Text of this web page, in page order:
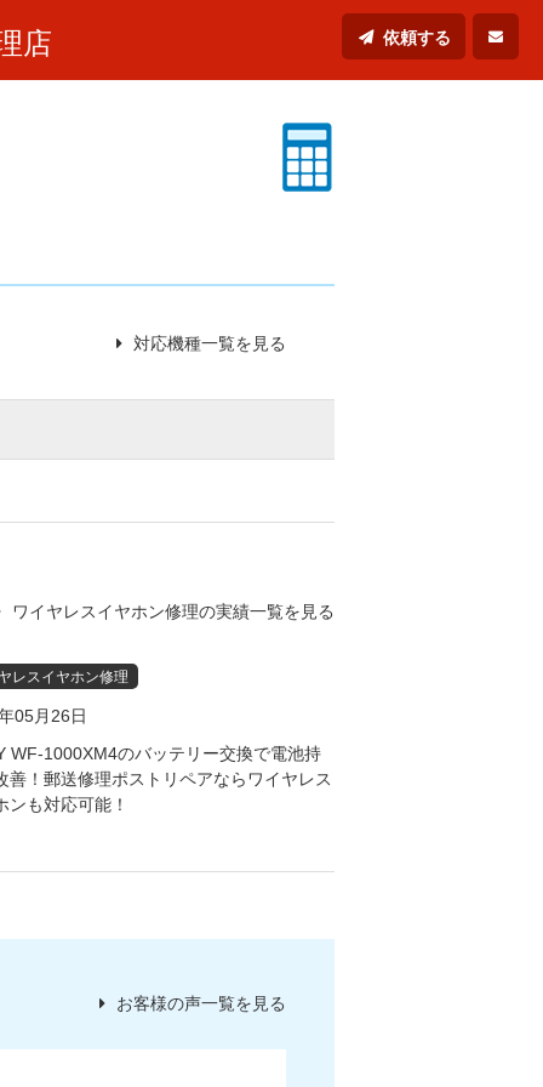
店 依頼する
対応機種一覧を見る
ワイヤレスイヤホン修理の実績一覧を見る
レスイヤホン修理
05月26日
WF-1000XM4のバッテリー交換で電池持
善！郵送修理ポストリペアならワイヤレス
ンも対応可能！
お客様の声一覧を見る